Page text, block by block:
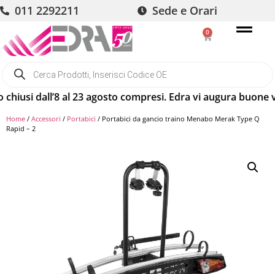
011 2292211 Sede e Orari
0
dall’8 al 23 agosto compresi. Edra vi augura buone
Home / Accessori / Portabici / Portabici da gancio traino Menabo Merak Type Q
Rapid – 2